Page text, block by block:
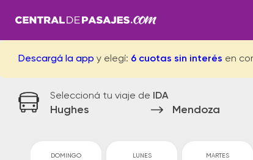
Descargá la app y elegí: 6 cuotas sin interés en
Seleccioná tu viaje de IDA
Hughes Mendoza
DOMINGO LUNES MARTES